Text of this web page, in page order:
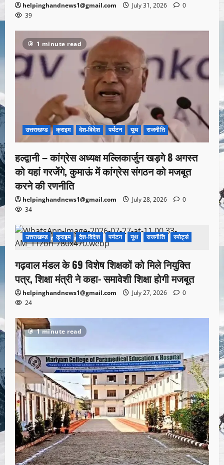
helpinghandnews1@gmail.com July 31, 2026
0
39
1 minute read
उत्तराखण्ड क्राइम देश-विदेश पर्यटन यूथ राजनीति
हल्द्वानी – कांग्रेस अध्यक्ष मल्लिकार्जुन खड़गे 8 अगस्त
को यहां गरजेंगे, कुमाऊं में कांग्रेस संगठन को मजबूत
करने की रणनीति
helpinghandnews1@gmail.com July 28, 2026
0
34
1 minute read
उत्तराखण्ड क्राइम देश-विदेश पर्यटन यूथ राजनीति स्पोर्ट्स
गढ़वाल मंडल के 69 विशेष शिक्षकों को मिले नियुक्ति
पत्र, शिक्षा मंत्री ने कहा- समावेशी शिक्षा होगी मजबूत
helpinghandnews1@gmail.com July 27, 2026
0
24
1 minute read